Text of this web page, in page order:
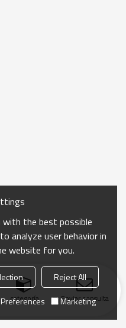
categoría Enviar consulta
with the best possible
analyze user behavior in
website for you.
Reject All
Preferences Marketing